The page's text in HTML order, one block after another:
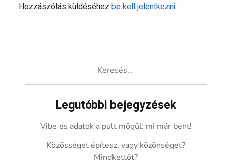
Hozzászólás küldéséhezbe kell jelentkezni.
Legutóbbi bejegyzések
Vibe és adatok a pult mögül: mi már bent!
Közösséget építesz, vagy közönséget?
Mindkettőt?